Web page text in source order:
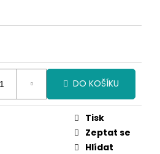
DO KOŠÍKU
Tisk
Zeptat se
Hlídat